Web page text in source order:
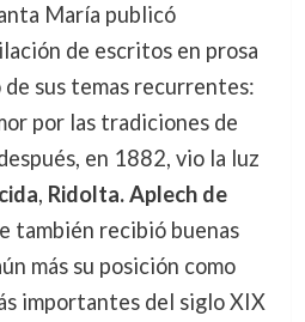
María publicó
de escritos en prosa
sus temas recurrentes:
por las tradiciones de
en 1882, vio la luz
, Ridolta. Aplech de
también recibió buenas
más su posición como
importantes del siglo XIX